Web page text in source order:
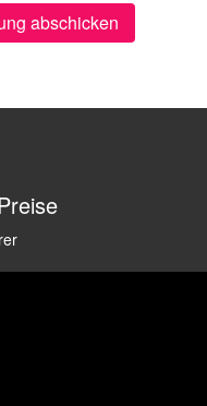
abschicken